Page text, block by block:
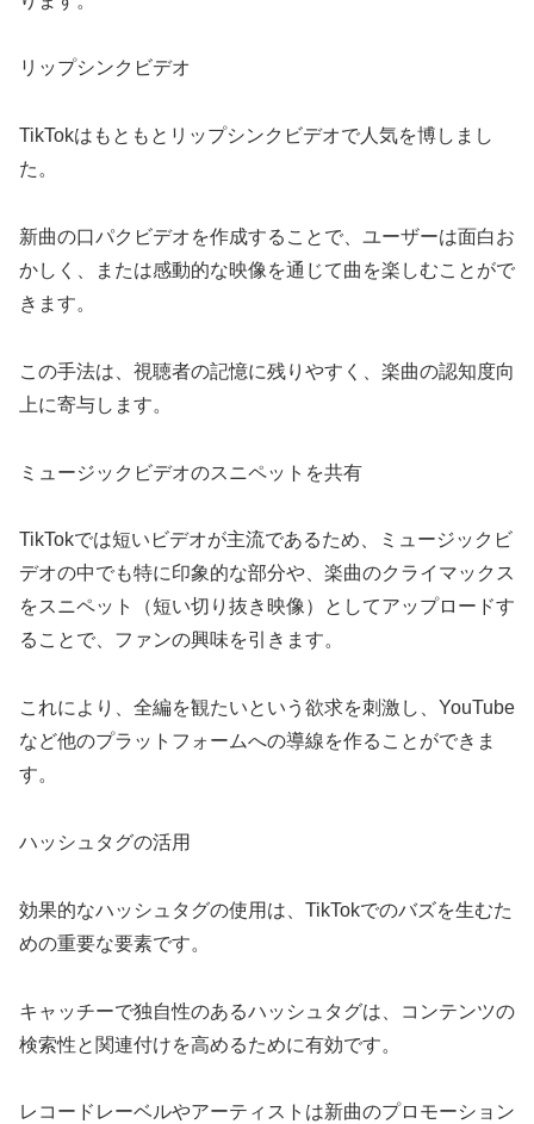
リップシンクビデオ
TikTokはもともとリップシンクビデオで人気を博しまし
た。
新曲の口パクビデオを作成することで、ユーザーは面白お
かしく、または感動的な映像を通じて曲を楽しむことがで
きます。
この手法は、視聴者の記憶に残りやすく、楽曲の認知度向
上に寄与します。
ミュージックビデオのスニペットを共有
TikTokでは短いビデオが主流であるため、ミュージックビ
デオの中でも特に印象的な部分や、楽曲のクライマックス
をスニペット（短い切り抜き映像）としてアップロードす
ることで、ファンの興味を引きます。
これにより、全編を観たいという欲求を刺激し、YouTube
など他のプラットフォームへの導線を作ることができま
す。
ハッシュタグの活用
効果的なハッシュタグの使用は、TikTokでのバズを生むた
めの重要な要素です。
キャッチーで独自性のあるハッシュタグは、コンテンツの
検索性と関連付けを高めるために有効です。
レコードレーベルやアーティストは新曲のプロモーション